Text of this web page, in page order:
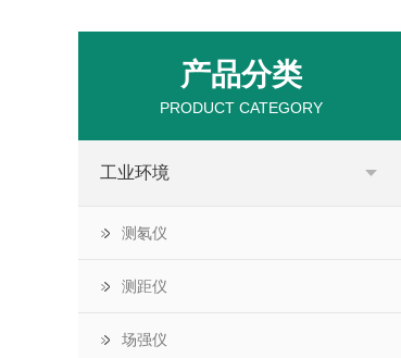
产品分类
PRODUCT CATEGORY
工业环境
测氡仪
测距仪
场强仪